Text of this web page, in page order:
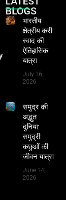
BLOGS
भारतीय
क्षेत्रीय करी:
स्वाद की
ऐतिहासिक
यात्रा
July 16,
2026
समुद्र की
अद्भुत
दुनिया:
समुद्री
कछुओं की
जीवन यात्रा
June 14,
2026